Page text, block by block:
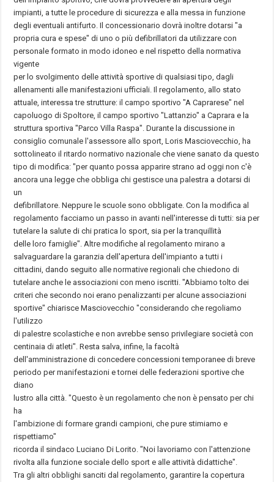
impianti, a tutte le procedure di sicurezza e alla messa in funzione
degli eventuali antifurto. Il concessionario dovrà inoltre dotarsi "a
propria cura e spese" di uno o più defibrillatori da utilizzare con
personale formato in modo idoneo e nel rispetto della normativa
vigente
per lo svolgimento delle attività sportive di qualsiasi tipo, dagli
allenamenti alle manifestazioni ufficiali. Il regolamento, allo stato
attuale, interessa tre strutture: il campo sportivo "A Caprarese" nel
capoluogo di Spoltore, il campo sportivo "Lattanzio" a Caprara e la
struttura sportiva "Parco Villa Raspa". Durante la discussione in
consiglio comunale l'assessore allo sport, Loris Masciovecchio, ha
sottolineato il ritardo normativo nazionale che viene sanato da questo
tipo di modifica: "per quanto possa apparire strano ad oggi non c'è
ancora una legge che obbliga chi gestisce una palestra a dotarsi di
un
defibrillatore. Neppure le scuole sono obbligate. Con la modifica al
regolamento facciamo un passo in avanti nell'interesse di tutti: sia per
tutelare la salute di chi pratica lo sport, sia per la tranquillità
delle loro famiglie". Altre modifiche al regolamento mirano a
salvaguardare la garanzia dell'apertura dell'impianto a tutti i
cittadini, dando seguito alle normative regionali che chiedono di
tutelare anche le associazioni con meno iscritti. "Abbiamo tolto dei
criteri che secondo noi erano penalizzanti per alcune associazioni
sportive" chiarisce Masciovecchio "considerando che regoliamo
l'utilizzo
di palestre scolastiche e non avrebbe senso privilegiare società con
centinaia di atleti". Resta salva, infine, la facoltà
dell'amministrazione di concedere concessioni temporanee di breve
periodo per manifestazioni e tornei delle federazioni sportive che
diano
lustro alla città. "Questo è un regolamento che non è pensato per chi
ha
l'ambizione di formare grandi campioni, che pure stimiamo e
rispettiamo"
ricorda il sindaco Luciano Di Lorito. "Noi lavoriamo con l'attenzione
rivolta alla funzione sociale dello sport e alle attività didattiche".
Tra gli altri obblighi sanciti dal regolamento, garantire la copertura